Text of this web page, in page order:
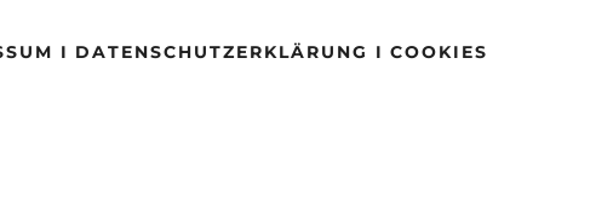
I DATENSCHUTZERKLÄRUNG I COOKIES